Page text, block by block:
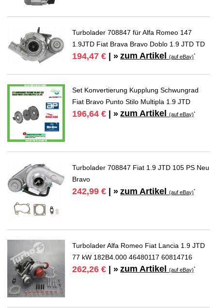
Turbolader 708847 für Alfa Romeo 147
1.9JTD Fiat Brava Bravo Doblo 1.9 JTD TD
194,47 € | » zum Artikel(auf eBay)*
Set Konvertierung Kupplung Schwungrad
Fiat Bravo Punto Stilo Multipla 1.9 JTD
196,64 € | » zum Artikel(auf eBay)*
Turbolader 708847 Fiat 1.9 JTD 105 PS Neu
Bravo
242,99 € | » zum Artikel(auf eBay)*
Turbolader Alfa Romeo Fiat Lancia 1.9 JTD
77 kW 182B4.000 46480117 60814716
262,26 € | » zum Artikel(auf eBay)*